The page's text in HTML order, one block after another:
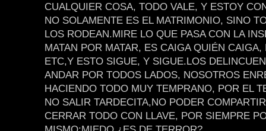
CUALQUIER COSA, TODO VALE, Y ESTOY
NO SOLAMENTE ES EL MATRIMONIO, SINO
LOS RODEAN.MIRE LO QUE PASA CON LA
MATAN POR MATAR, ES CAIGA QUIÉN CAIGA,
ETC,Y ESTO SIGUE, Y SIGUE.LOS
ANDAR POR TODOS LADOS, NOSOTROS
HACIENDO TODO MUY TEMPRANO, POR EL
NO SALIR TARDECITA,NO PODER
CERRAR TODO CON LLAVE, POR SIEMPRE